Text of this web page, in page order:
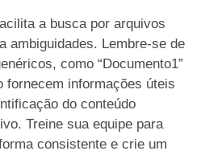
a busca por arquivos
ambiguidades. Lembre-se de
como “Documento1”
fornecem informações úteis
do conteúdo
Treine sua equipe para
consistente e crie um